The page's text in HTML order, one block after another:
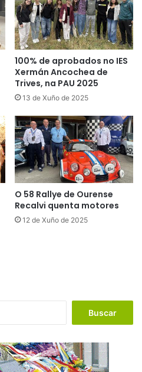
100% de aprobados no IES
Xermán Ancochea de
Trives, na PAU 2025
13 de Xuño de 2025
O 58 Rallye de Ourense
Recalvi quenta motores
12 de Xuño de 2025
c
a
r